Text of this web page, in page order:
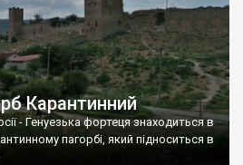
Карантинний
- Генуезька фортеця знаходиться в
пагорбі, який підноситься в